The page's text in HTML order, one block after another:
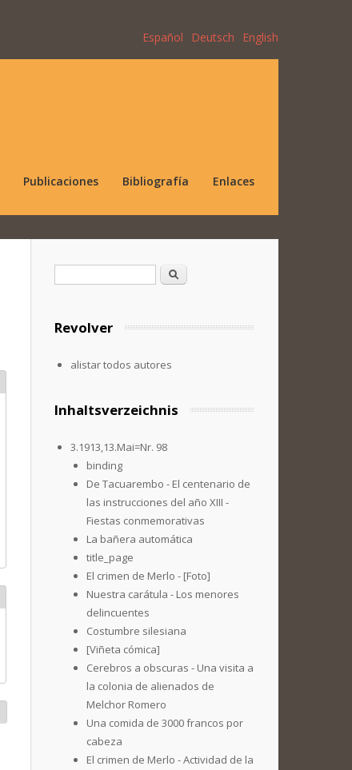
Español Deutsch English
Publicaciones Bibliografía Enlaces
Formulario de búsqueda
Buscar
Revolver
alistar todos autores
Inhaltsverzeichnis
3.1913,13.Mai=Nr. 98
binding
De Tacuarembo - El centenario de
las instrucciones del año XIII -
Fiestas conmemorativas
La bañera automática
title_page
El crimen de Merlo - [Foto]
Nuestra carátula - Los menores
delincuentes
Costumbre silesiana
[Viñeta cómica]
Cerebros a obscuras - Una visita a
la colonia de alienados de
Melchor Romero
Una comida de 3000 francos por
cabeza
El crimen de Merlo - Actividad de la